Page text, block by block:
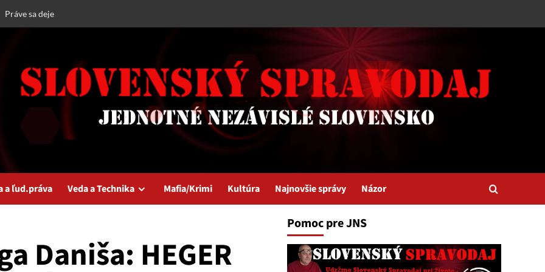
Práve sa deje
a ľud.práva Veda a Technika Mafia/Krimi Kultúra Najnovšie správy Názor
Daniša: HEGER
Pomoc pre JNS